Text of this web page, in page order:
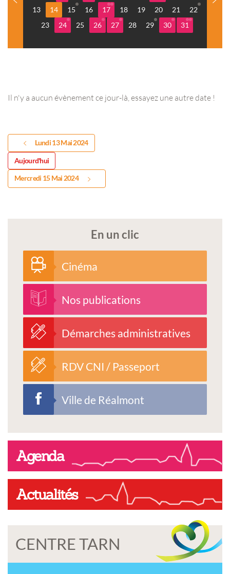
13
14 15 16 17 18 19 20 21
22
23
24 25 26 27 28 29 30 31
Il n'y a aucun évènement ce jour-là, essayez une autre date !
Lundi 13 Mai 2024
Aujourd'hui
Mercredi 15 Mai 2024
En un clic
Cinéma
Nos publications
Démarches administratives
RDV CNI / Passeport
Ville de Réalmont
Agenda
Actualités
CENTRE TARN